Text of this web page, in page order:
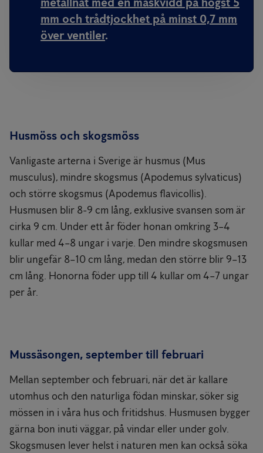
mm och trådtjockhet på minst 0,7 mm
över ventiler.
Husmöss och skogsmöss
Vanligaste arterna i Sverige är husmus (Mus
musculus), mindre skogsmus (Apodemus sylvaticus)
och större skogsmus (Apodemus flavicollis).
Husmusen blir 8-9 cm lång, exklusive svansen som är
cirka 9 cm. Under ett år föder honan omkring 3–4
kullar med 4–8 ungar i varje. Den mindre skogsmusen
blir ungefär 8–10 cm lång, medan den större blir 9–13
cm lång. Honorna föder upp till 4 kullar om 4–7 ungar
per år.
Mussäsongen, september till februari
Mellan september och februari, när det är kallare
utomhus och den naturliga födan minskar, söker sig
mössen in i våra hus och fritidshus. Husmusen bygger
gärna bon inuti väggar, på vindar eller under golv.
Skogsmusen lever helst i naturen men kan också söka